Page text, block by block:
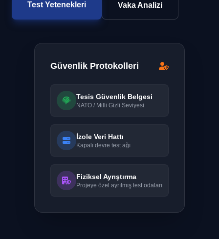
Test Yetenekleri Vaka Analizi
Güvenlik Protokolleri
Tesis Güvenlik Belgesi
NATO / Milli Gizli Seviyesi
İzole Veri Hattı
Kapalı devre test ağı
Fiziksel Ayrıştırma
Projeye özel ayrılmış test odaları